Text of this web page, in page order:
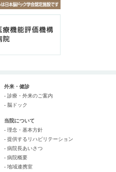
外来・健診
- 診療・外来のご案内
- 脳ドック
当院について
- 理念・基本方針
- 提供するリハビリテーション
- 病院長あいさつ
- 病院概要
- 地域連携室